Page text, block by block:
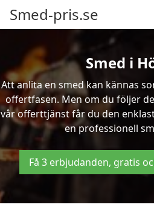
Smed-pris.se
Smed i
Att anlita en smed kan kännas
offertfasen. Men om du följer
vår offerttjänst får du den
en professionell
Få 3 erbjudanden, gratis